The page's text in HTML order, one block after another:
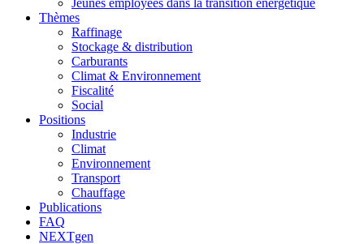
Jeunes employées dans la transition énergétique
Thèmes
Raffinage
Stockage & distribution
Carburants
Climat & Environnement
Fiscalité
Social
Positions
Industrie
Climat
Environnement
Transport
Chauffage
Publications
FAQ
NEXTgen